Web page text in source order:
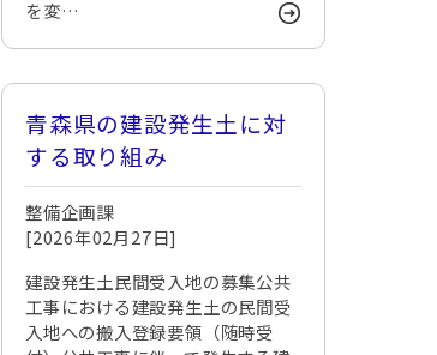
を変…
青森県の建設発生土に対
する取り組み
整備企画課
[2026年02月27日]
建設発生土民間受入地の募集公共
工事における建設発生土の民間受
入地への搬入登録要領（随時受